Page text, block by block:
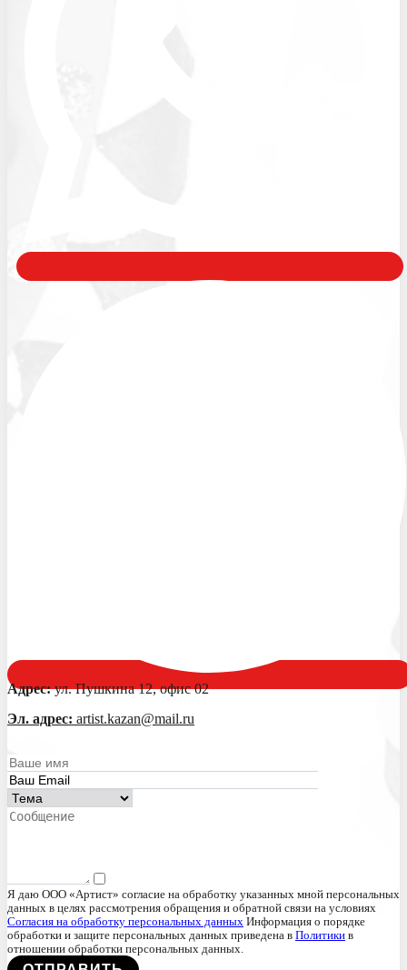
Адрес:ул. Пушкина 12, офис 02
Эл. адрес: artist.kazan@mail.ru
Я даю ООО «Артист» согласие на обработку указанных мной персональных
данных в целях рассмотрения обращения и обратной связи на условиях
Согласия на обработку персональных данных Информация о порядке
обработки и защите персональных данных приведена в Политики в
отношении обработки персональных данных.